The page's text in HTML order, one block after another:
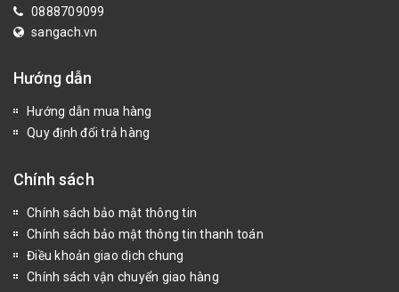
0888709099
sangach.vn
Hướng dẫn
Hướng dẫn mua hàng
Quy định đổi trả hàng
Chính sách
Chính sách bảo mật thông tin
Chính sách bảo mật thông tin thanh toán
Điều khoản giao dịch chung
Chính sách vận chuyển giao hàng